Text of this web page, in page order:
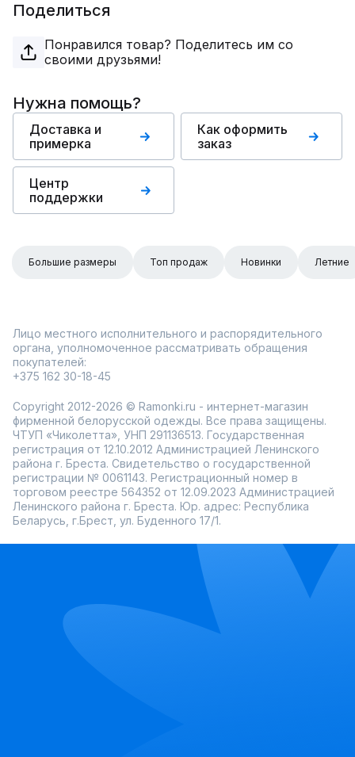
Поделиться
Понравился товар? Поделитесь им со
своими друзьями!
Нужна помощь?
Доставка и
примерка
Как оформить
заказ
Центр
поддержки
Большие размеры Топ продаж Новинки Летние
Лицо местного исполнительного и распорядительного
органа, уполномоченное рассматривать обращения
покупателей:
+375 162 30-18-45
Copyright 2012-2026 © Ramonki.ru - интернет-магазин
фирменной белорусской одежды. Все права защищены.
ЧТУП «Чиколетта», УНП 291136513. Государственная
регистрация от 12.10.2012 Администрацией Ленинского
района г. Бреста. Свидетельство о государственной
регистрации № 0061143. Регистрационный номер в
торговом реестре 564352 от 12.09.2023 Администрацией
Ленинского района г. Бреста. Юр. адрес: Республика
Беларусь, г.Брест, ул. Буденного 17/1.